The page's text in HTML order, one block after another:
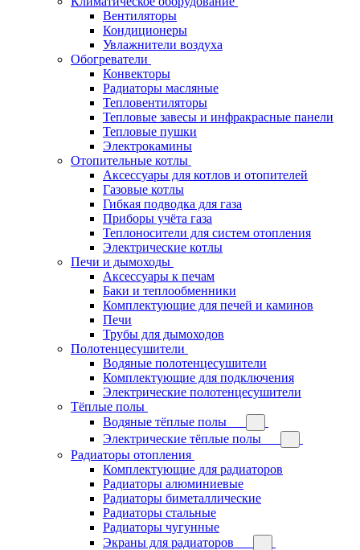
Вентиляторы
Кондиционеры
Увлажнители воздуха
Обогреватели
Конвекторы
Радиаторы масляные
Тепловентиляторы
Тепловые завесы и инфракрасные панели
Тепловые пушки
Электрокамины
Отопительные котлы
Аксессуары для котлов и отопителей
Газовые котлы
Гибкая подводка для газа
Приборы учёта газа
Теплоносители для систем отопления
Электрические котлы
Печи и дымоходы
Аксессуары к печам
Баки и теплообменники
Комплектующие для печей и каминов
Печи
Трубы для дымоходов
Полотенцесушители
Водяные полотенцесушители
Комплектующие для подключения
Электрические полотенцесушители
Тёплые полы
Водяные тёплые полы
Электрические тёплые полы
Радиаторы отопления
Комплектующие для радиаторов
Радиаторы алюминиевые
Радиаторы биметаллические
Радиаторы стальные
Радиаторы чугунные
Экраны для радиаторов